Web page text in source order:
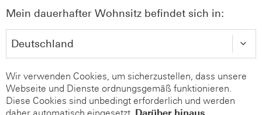
Mein dauerhafter Wohnsitz befindet sich in:
Wir verwenden Cookies, um sicherzustellen, dass unsere
Webseite und Dienste ordnungsgemäß funktionieren.
Diese Cookies sind unbedingt erforderlich und werden